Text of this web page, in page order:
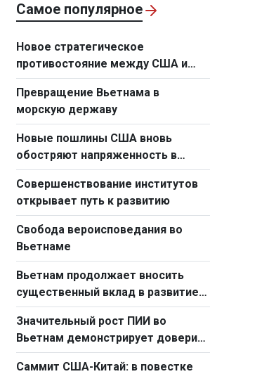
Самое популярное
Новое стратегическое
противостояние между США и
Европой в сфере технологий
Превращение Вьетнама в
морскую державу
Новые пошлины США вновь
обостряют напряженность в
мировой торговле
Совершенствование институтов
открывает путь к развитию
Свобода вероисповедания во
Вьетнаме
Вьетнам продолжает вносить
существенный вклад в развитие
АСЕАН
Значительный рост ПИИ во
Вьетнам демонстрирует доверие
иностранных инвесторов к стране
Саммит США-Китай: в повестке